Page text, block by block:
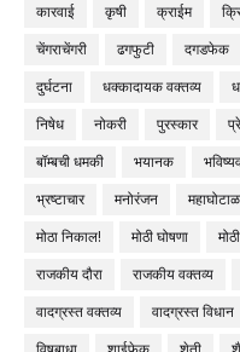
कारवाई
कृषी क्राईम
चेंगराचेंगरी
ढगफुटी दगडफेक
दुर्घटना
धक्कादायक वक्तव्य
निषेध
नोकरी पुरस्कार
बॉम्बची धमकी
भयानक
भ्रष्टाचार
मनोरंजन
मोठा निकाल!
मोठी घोषणा
राजकीय दौरा
राजकीय वक्तव्य
वादग्रस्त वक्तव्य
वादग्रस्त विधान